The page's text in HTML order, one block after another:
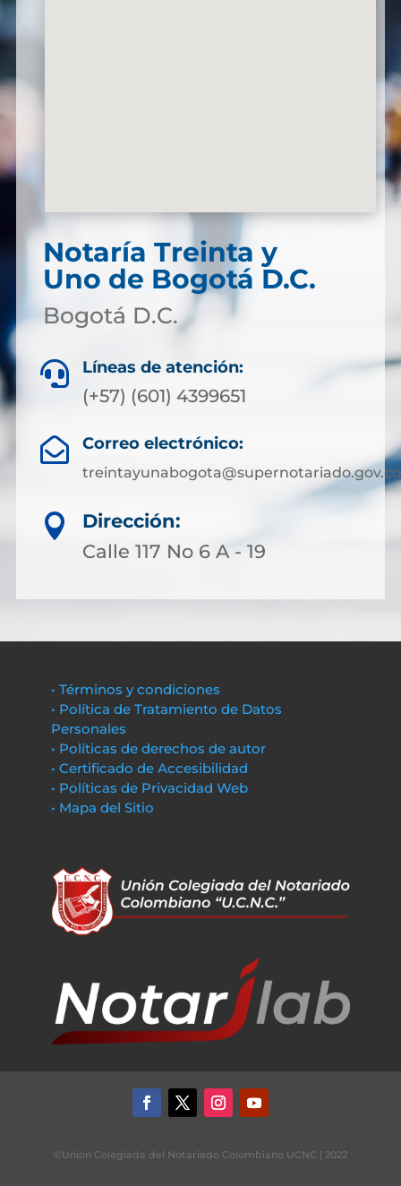
Notaría Treinta y
Uno de Bogotá D.C.
Bogotá D.C.
 Líneas de atención:
(+57) (601) 4399651
 Correo electrónico:
treintayunabogota@supernotariado.gov.co

Dirección:
Calle 117 No 6 A - 19
• Términos y condiciones
• Política de Tratamiento de Datos
Personales
• Políticas de derechos de autor
• Certificado de Accesibilidad
• Políticas de Privacidad Web
• Mapa del Sitio
©Unión Colegiada del Notariado Colombiano UCNC | 2022